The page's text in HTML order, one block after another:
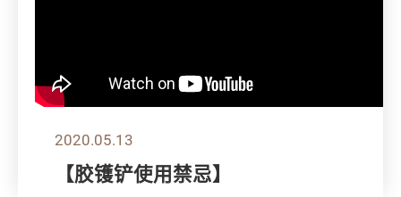
2020.05.13
【胶镬铲使用禁忌】